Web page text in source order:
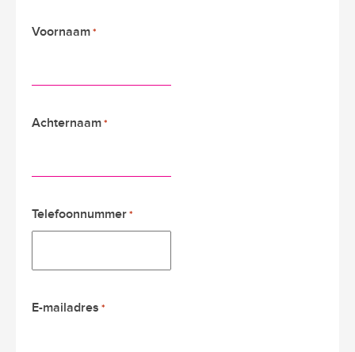
Voornaam *
Achternaam *
Telefoonnummer *
E-mailadres *